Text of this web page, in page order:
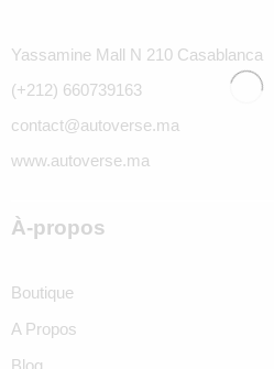
Yassamine Mall N 210 Casablanca
(+212) 660739163
contact@autoverse.ma
www.autoverse.ma
À-propos
Boutique
A Propos